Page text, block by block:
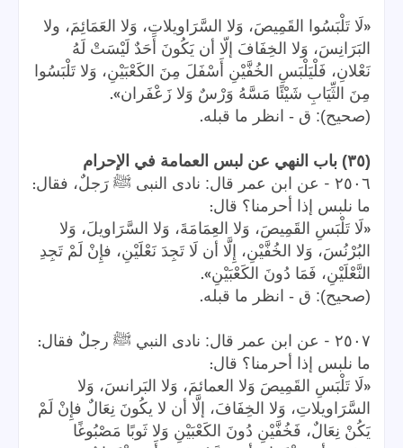
«لَا تَلْبَسُوا القَمِيصَ، وَلا السَّرَاويلاتِ، وَلا العَمَائِمَ، ولا
البَرَانِسَ، وَلا الخِفَافَ إلّا أن يَكُونَ أَحَدٌ لَيْسَتْ لَهُ
نَعْلانِ، فَلْيَلْبَسِ الخُفَّيْنِ أَسْفَلَ مِنَ الكَعْبَيْنِ، وَلا تَلْبَسُوا
مِنَ الثِّيَابِ شَيْئًا مَسَّهُ وَرْسٌ وَلا زَعْفَران».
(صحيح): ق - انظر ما قبله.
(٣٥) باب النهي عن لبس العمامة في الإحرام
٢٥٠٦ - عن ابن عمر قال: نادى النبى ﷺ رَجلٌ، فقال:
ما نلبس إذا أحرمنا؟ قال:
«لَا تَلْبَسِ القَمِيصَ، وَلا العِمَامَةَ، وَلا السَّرَاويلَ، وَلا
البُرْنُسَ، وَلا الخُفَّيْنِ، إِلَّا أن لَا تَجِدَ نَعْلَيْنِ، فإِنْ لَمْ تَجِدِ
النَّعْلَيْنِ، فَمَا دُونَ الكَعْبَيْنِ».
(صحيح): ق - انظر ما قبله.
٢٥٠٧ - عن ابن عمر قال: نادى النبي ﷺ رجلٌ فقال:
ما نلبس إذا أحرمنا؟ قال:
«لَا تَلْبَسِ القَمِيصَ وَلا العمائمَ، وَلا البَرانسَ، وَلا
السَّرَاويلاتِ، وَلا الخِفَافَ، إلَّا أن لا يكُونَ نِعَالٌ فإِنْ لَمْ
يَكُنْ نِعَالٌ، فَخُفَّيْنِ دُونَ الكَعْبَيْنِ وَلا ثَوبًا مَصْبُوغًا